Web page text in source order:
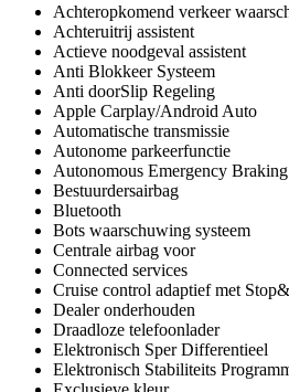
Achteropkomend verkeer
Achteruitrij assistent
Actieve noodgeval assistent
Anti Blokkeer Systeem
Anti doorSlip Regeling
Apple Carplay/Android Auto
Automatische transmissie
Autonome parkeerfunctie
Autonomous Emergency Braking
Bestuurdersairbag
Bluetooth
Bots waarschuwing systeem
Centrale airbag voor
Connected services
Cruise control adaptief met
Dealer onderhouden
Draadloze telefoonlader
Elektronisch Sper Differentieel
Elektronisch Stabiliteits